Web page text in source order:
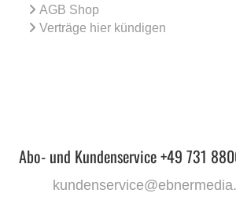
AGB Shop
Verträge hier kündigen
Abo- und Kundenservice +49 731